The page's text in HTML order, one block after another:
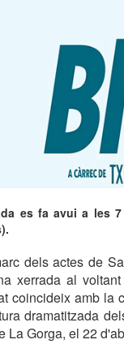
es fa avui a les
dels actes de
xerrada al
coincideix amb la
dramatitzada
La Gorga, el 22